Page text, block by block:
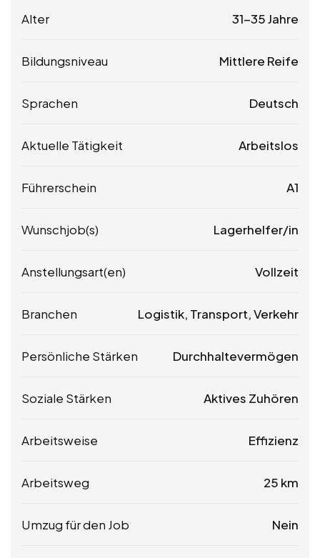
Alter 31-35 Jahre
Bildungsniveau Mittlere Reife
Sprachen Deutsch
Aktuelle Tätigkeit Arbeitslos
Führerschein A1
Wunschjob(s) Lagerhelfer/in
Anstellungsart(en) Vollzeit
Branchen Logistik, Transport, Verkehr
Persönliche Stärken Durchhaltevermögen
Soziale Stärken Aktives Zuhören
Arbeitsweise Effizienz
Arbeitsweg 25 km
Umzug für den Job Nein